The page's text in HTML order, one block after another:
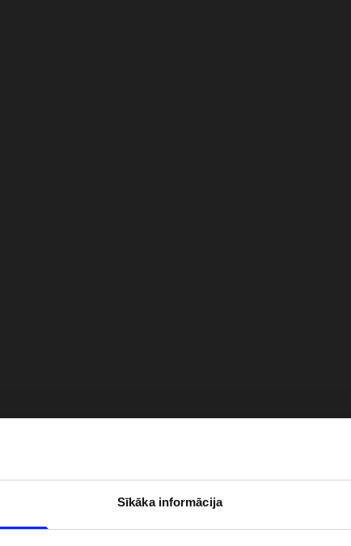
Sīkāka informācija